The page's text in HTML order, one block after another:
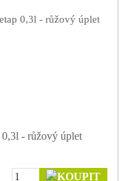
0,3l - růžový úplet